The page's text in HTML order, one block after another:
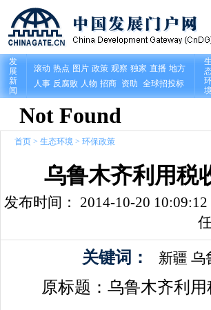
首页 > 生态环境 > 环保政策
乌鲁木齐利用税
发布时间： 2014-10-20 10:09:12
关键词： 新疆 乌
原标题：乌鲁木齐利